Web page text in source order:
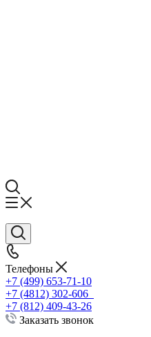
Телефоны
+7 (499) 653-71-10
+7 (4812) 302-606
+7 (812) 409-43-26
Заказать звонок